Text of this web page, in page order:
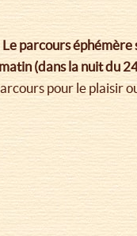
Le parcours éphémère
(dans la nuit du
pour le plaisir